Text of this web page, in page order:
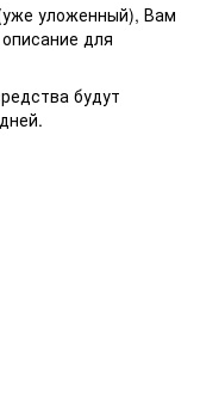
уложенный), Вам
для
будут